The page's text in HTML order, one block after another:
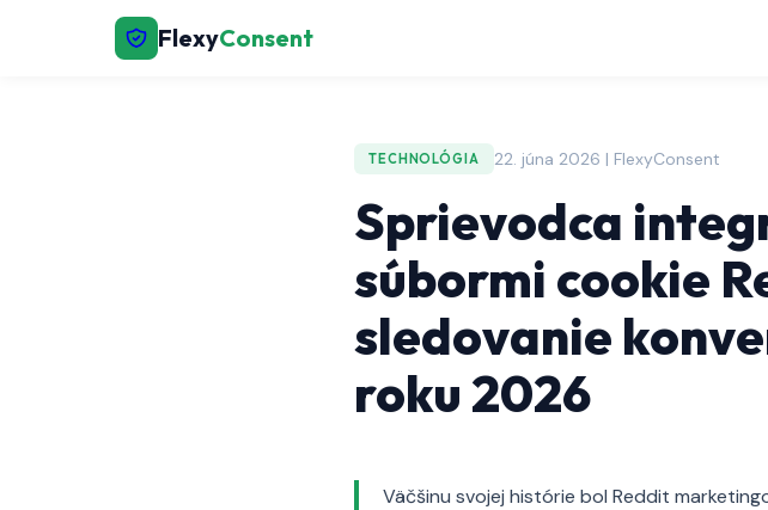
FlexyConsent
TECHNOLÓGIA 22. júna 2026 | FlexyConsent
Sprievodca
súbormi cookie
sledovanie
roku 2026
Väčšinu svojej histórie bol Reddit